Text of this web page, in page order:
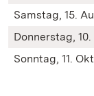
Samstag, 15.
Donnerstag,
Sonntag, 11.